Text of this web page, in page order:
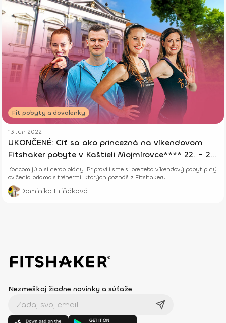
Fit pobyty a dovolenky
13 Jún 2022
UKONČENÉ: Cíť sa ako princezná na víkendovom
Fitshaker pobyte v Kaštieli Mojmírovce**** 22. – 24.
7. 2022
Koncom júla si nerob plány. Pripravili sme si pre teba víkendový pobyt plný
cvičenia priamo s trénermi, ktorých poznáš z Fitshakeru.
Dominika Hriňáková
Nezmeškaj žiadne novinky a súťaže